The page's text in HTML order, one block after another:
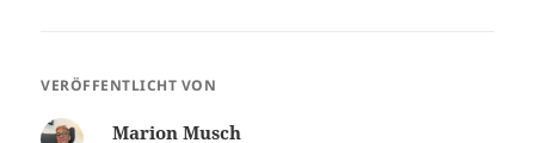
VERÖFFENTLICHT VON
Marion Musch